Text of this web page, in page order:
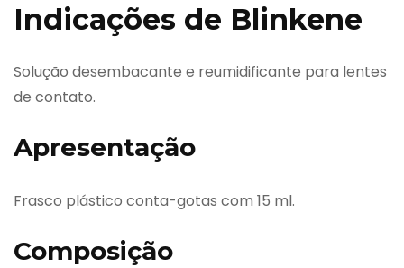
Indicações de Blinkene
Solução desembacante e reumidificante para lentes
de contato.
Apresentação
Frasco plástico conta-gotas com 15 ml.
Composição